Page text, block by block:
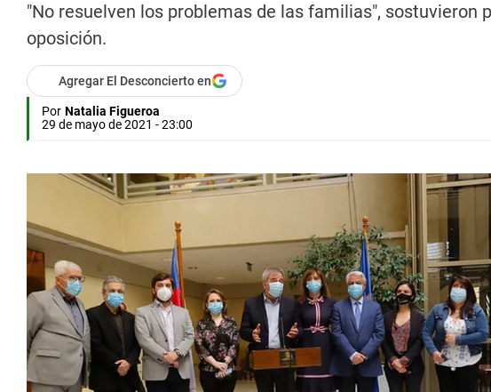
"No resuelven los problemas de las familias",
oposición.
Agregar El Desconcierto en
Por Natalia Figueroa
29 de mayo de 2021 - 23:00